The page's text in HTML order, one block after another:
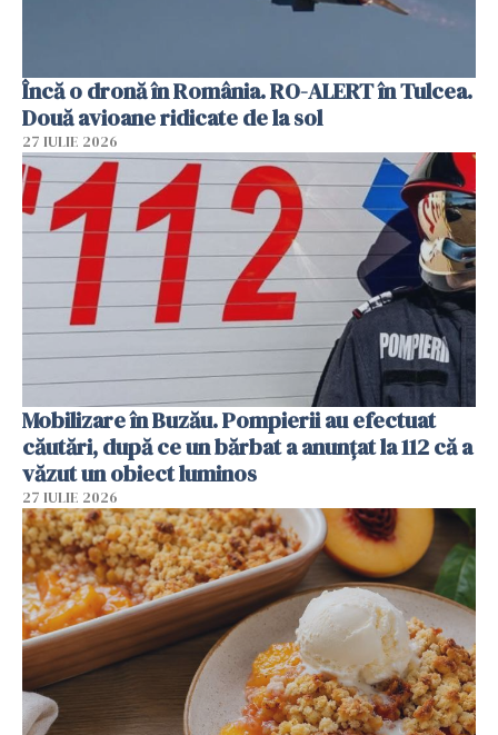
Încă o dronă în România. RO-ALERT în Tulcea.
Două avioane ridicate de la sol
27 IULIE 2026
Mobilizare în Buzău. Pompierii au efectuat
căutări, după ce un bărbat a anunțat la 112 că a
văzut un obiect luminos
27 IULIE 2026